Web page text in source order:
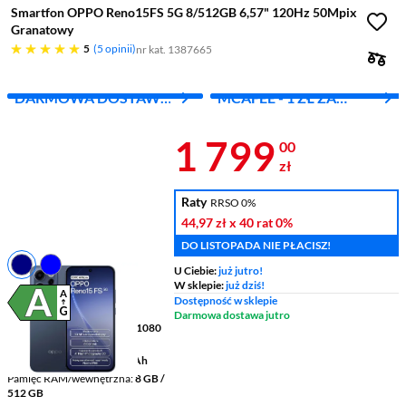
Smartfon OPPO Reno15FS 5G 8/512GB 6,57" 120Hz 50Mpix
Granatowy
5
pięć gwiazdek 5 opinii nr kat. 1387665
DARMOWA DOSTAWA
MCAFEE - 1 ZŁ ZA
6,57 " 2372 x 1080
pikseli AMOLED
Pojemność baterii 6500 mAh
Pamięć RAM/wewnętrzna 8 GB /
512 GB
Cena 1 799
1 799 00
zł
Raty RRSO 0%
44,97 złx 40 rat0%
DO LISTOPADA NIE PŁACISZ!
U Ciebie:już jutro!
W sklepie:już dziś!
Dostępność w sklepie
Darmowa dostawa jutro